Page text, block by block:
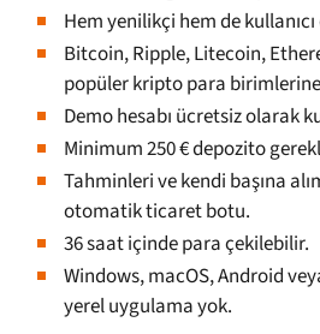
Hem yenilikçi hem de
Bitcoin, Ripple, Litecoin,
popüler kripto para birimlerine
Demo hesabı ücretsiz olarak
Minimum 250 € depozito
Tahminleri ve kendi başına
otomatik ticaret botu.
36 saat içinde para çekilebilir.
Windows, macOS, Android
yerel uygulama yok.